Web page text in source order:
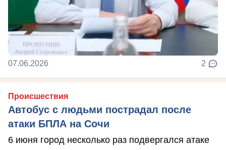
07.06.2026 2
Происшествия
Автобус с людьми пострадал после
атаки БПЛА на Сочи
6 июня город несколько раз подвергался атаке